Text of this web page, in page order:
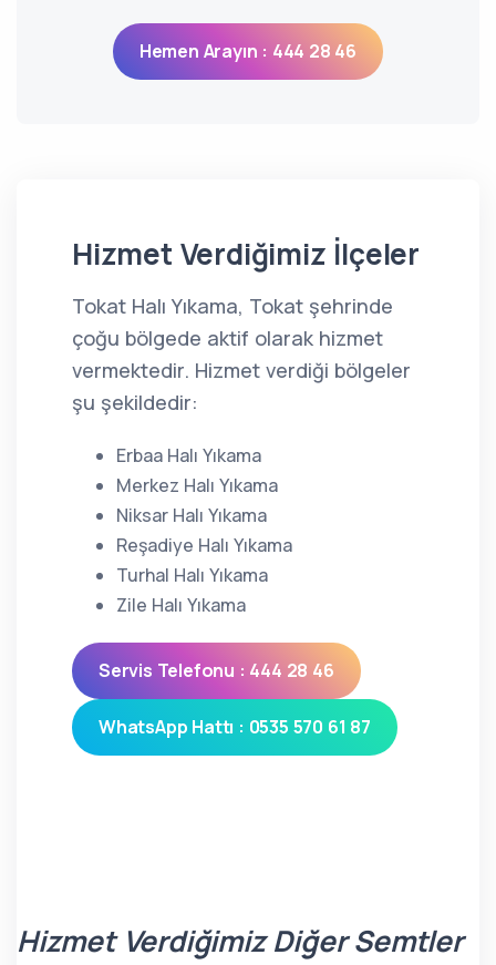
Hemen Arayın : 444 28 46
Hizmet Verdiğimiz İlçeler
Tokat Halı Yıkama, Tokat şehrinde
çoğu bölgede aktif olarak hizmet
vermektedir. Hizmet verdiği bölgeler
şu şekildedir:
Erbaa Halı Yıkama
Merkez Halı Yıkama
Niksar Halı Yıkama
Reşadiye Halı Yıkama
Turhal Halı Yıkama
Zile Halı Yıkama
Servis Telefonu : 444 28 46
WhatsApp Hattı : 0535 570 61 87
Hizmet Verdiğimiz Diğer Semtler